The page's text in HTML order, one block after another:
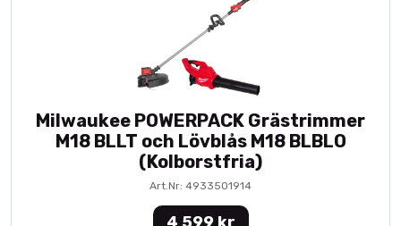
Milwaukee POWERPACK Grästrimmer
M18 BLLT och Lövblås M18 BLBLO
(Kolborstfria)
Art.Nr: 4933501914